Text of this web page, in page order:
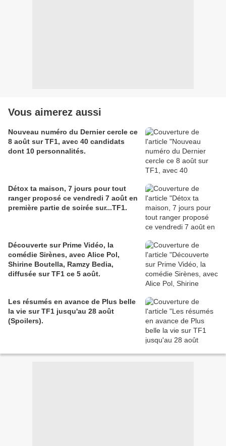
Vous aimerez aussi
Nouveau numéro du Dernier cercle ce
8 août sur TF1, avec 40 candidats
dont 10 personnalités.
Détox ta maison, 7 jours pour tout
ranger proposé ce vendredi 7 août en
première partie de soirée sur...TF1.
Découverte sur Prime Vidéo, la
comédie Sirènes, avec Alice Pol,
Shirine Boutella, Ramzy Bedia,
diffusée sur TF1 ce 5 août.
Les résumés en avance de Plus belle
la vie sur TF1 jusqu'au 28 août
(Spoilers).